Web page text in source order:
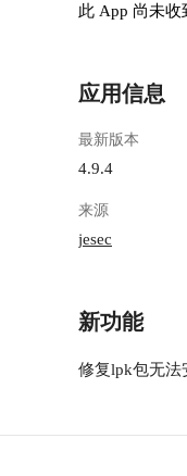
此 App 尚未
应用信息
最新版本
4.9.4
来源
jesec
新功能
修复lpk包无法